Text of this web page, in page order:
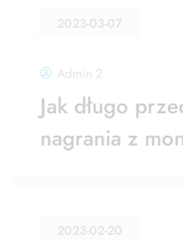
2023-03-07
Admin 2
Jak długo
nagrania z
2023-02-20